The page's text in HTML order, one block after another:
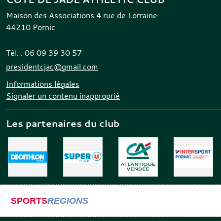
Maison des Associations 4 rue de Lorraine
44210 Pornic
Tél. : 06 09 39 30 57
presidentcjac@gmail.com
Informations légales
Signaler un contenu inapproprié
Les partenaires du club
SPORTSREGIONS